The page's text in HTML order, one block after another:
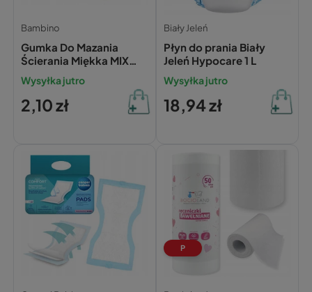
Bambino
Gumka Do Mazania
Ścierania Miękka MIX
Kolorów Bambino
Wysyłka jutro
2,10 zł
Biały Jeleń
Płyn do prania Biały
Jeleń Hypocare 1 L
Wysyłka jutro
18,94 zł
P